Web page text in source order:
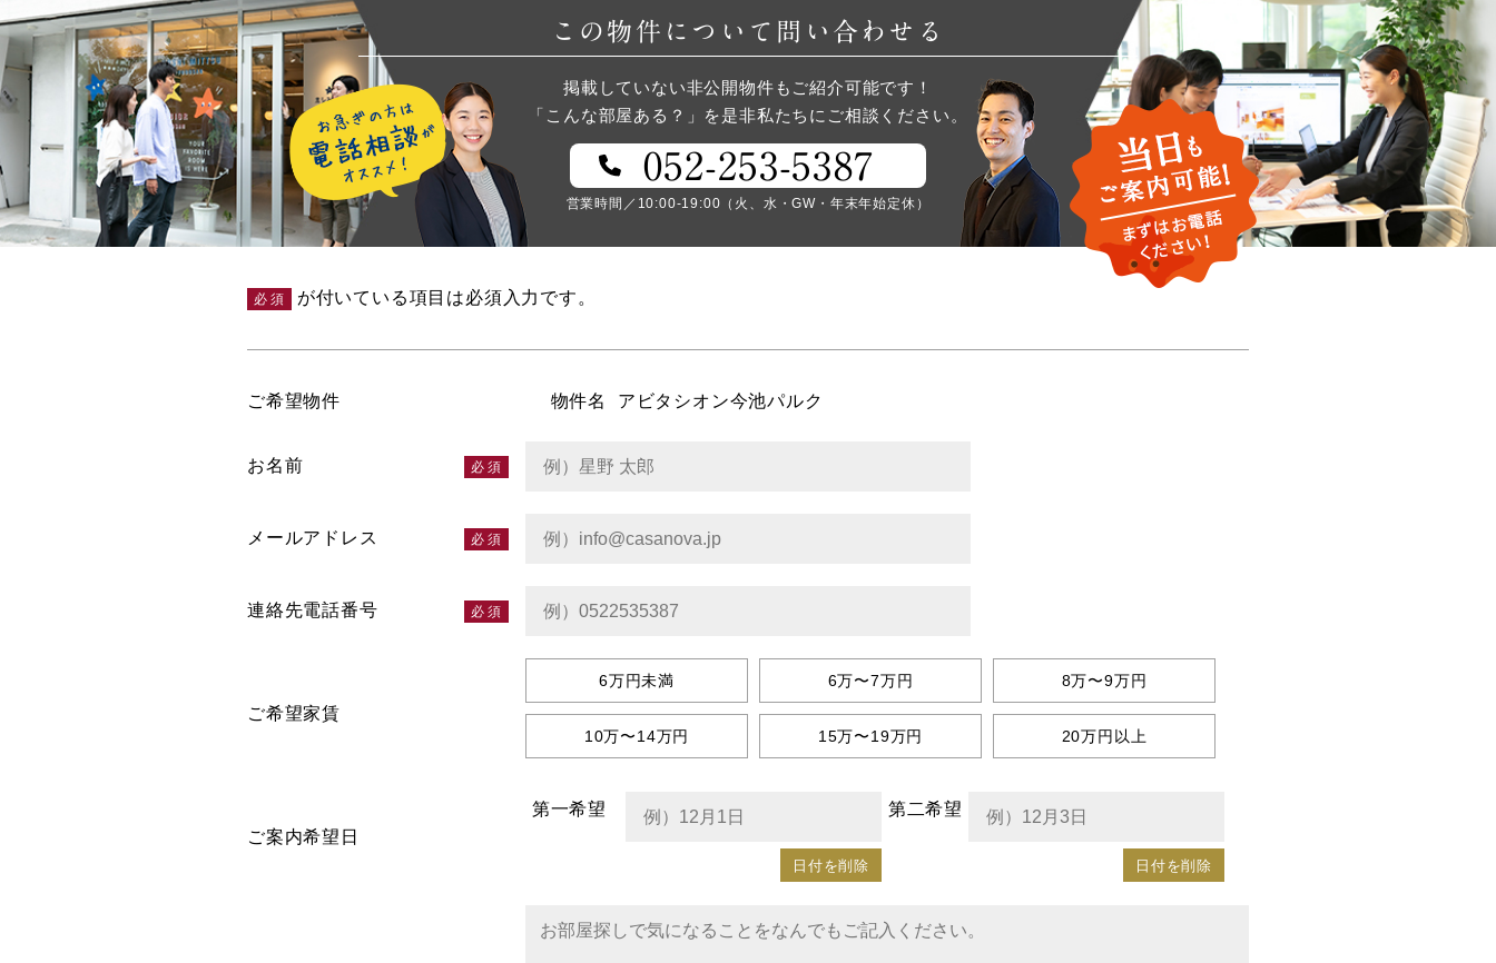
この物件について問い合わせる
掲載していない非公開物件もご紹介可能です！
「こんな部屋ある？」を是非私たちにご相談ください。
052-253-5387
営業時間／10:00-19:00（火、水・GW・年末年始定休）
必須 が付いている項目は必須入力です。
ご希望物件 物件名 アビタシオン今池パルク
お名前
メールアドレス
連絡先電話番号
ご希望家賃
6万円未満 6万〜7万円 8万〜9万円
10万〜14万円 15万〜19万円 20万円以上
ご案内希望日
第一希望
日付を削除
第二希望
日付を削除